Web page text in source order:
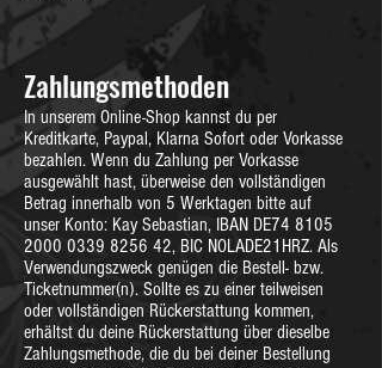
Zahlungsmethoden
In unserem Online-Shop kannst du per
Kreditkarte, Paypal, Klarna Sofort oder Vorkasse
bezahlen. Wenn du Zahlung per Vorkasse
ausgewählt hast, überweise den vollständigen
Betrag innerhalb von 5 Werktagen bitte auf
unser Konto: Kay Sebastian, IBAN DE74 8105
2000 0339 8256 42, BIC NOLADE21HRZ. Als
Verwendungszweck genügen die Bestell- bzw.
Ticketnummer(n). Sollte es zu einer teilweisen
oder vollständigen Rückerstattung kommen,
erhältst du deine Rückerstattung über dieselbe
Zahlungsmethode, die du bei deiner Bestellung